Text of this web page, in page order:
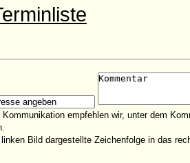
empfehlen wir, unter dem
Bild dargestellte Zeichenfolge in das